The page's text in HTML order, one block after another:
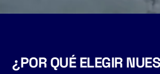
¿POR QUÉ ELEGIR